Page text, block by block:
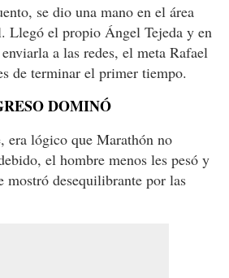
se dio una mano en el área
Llegó el propio Ángel Tejeda y en
a las redes, el meta Rafael
de terminar el primer tiempo.
DOMINÓ
era lógico que Marathón no
el hombre menos les pesó y
mostró desequilibrante por las